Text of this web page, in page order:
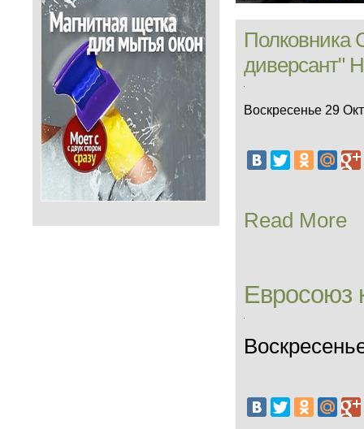
Полковника
диверсант"
Воскресенье 29
Read More
Евросоюз